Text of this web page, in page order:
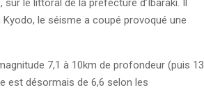
le littoral de la préfecture d’Ibaraki. Il
le séisme a coupé provoqué une
7,1 à 10km de profondeur (puis 13
est désormais de 6,6 selon les